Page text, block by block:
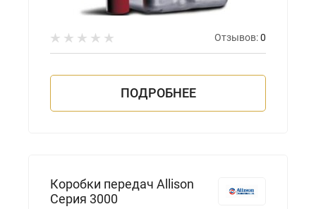
Отзывов:0
ПОДРОБНЕЕ
Коробки передач Allison
Серия 3000